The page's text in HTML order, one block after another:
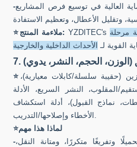
العالية في توسيع فرص المشاريع
⭐
ملاءمة المنتج: YZDITEC's
القوية لـ الأحداث الداخلية والخارجية
(الوزن، الحجم، النشر، يدوي)
⭐ (حقيبة سلسلة/كابلات معيارية)،
المقلوب، النشر السريع، الأدلة
نماذج القبول)، أدلة استكشاف
الأخطاء وإصلاحها/التدريب.
⭐لماذا هذا مهم
وتفريغًا متكررًا، ومتانة النقل،